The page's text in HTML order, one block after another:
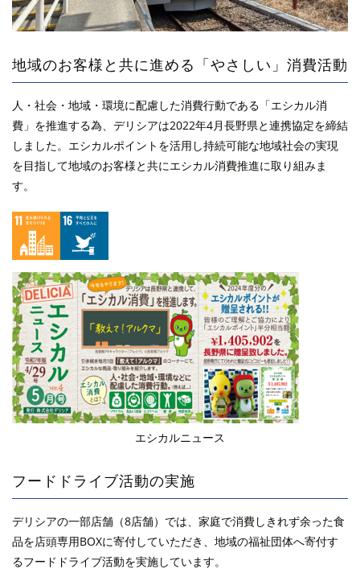
地域のお客様と共に進める「やさしい」消費活動
人・社会・地域・環境に配慮した消費行動である「エシカル消
費」を推進する為、デリシアは2022年4月長野県と連携協定を締結
しました。エシカルポイントを活用し持続可能な地域社会の実現
を目指して地域のお客様と共にエシカル消費推進に取り組みま
す。
エシカルニュース
フードドライブ活動の実施
デリシアの一部店舗（8店舗）では、家庭で消費しきれず余った食
品を店頭専用BOXに寄付していただき、地域の福祉団体へ寄付す
るフードドライブ活動を実施しています。